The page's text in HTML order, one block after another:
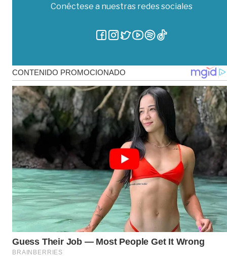
Conéctese a nuestras redes sociales